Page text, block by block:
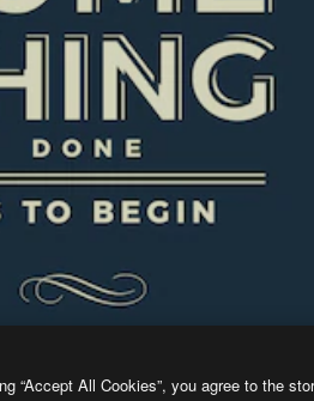
“Accept All Cookies”, you agree to the